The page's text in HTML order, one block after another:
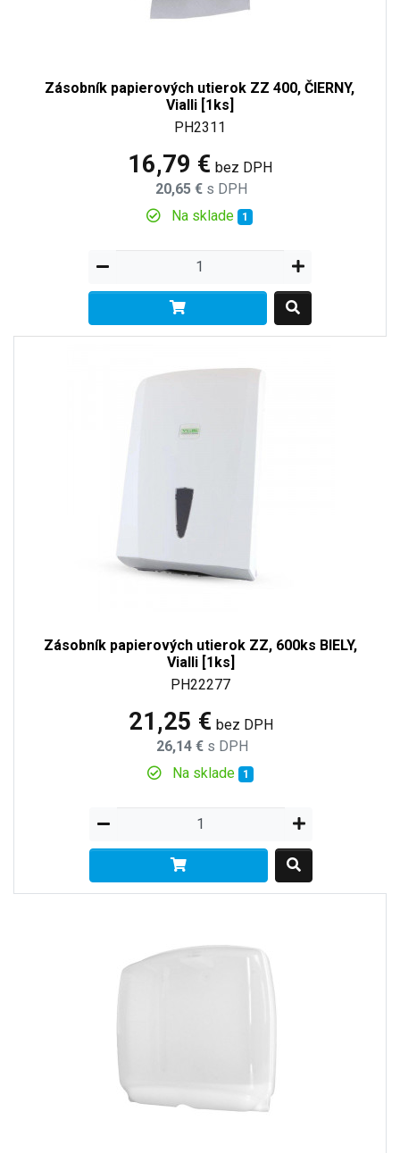
Zásobník papierových utierok ZZ 400, ČIERNY,
Vialli [1ks]
PH2311
16,79 € bez DPH
20,65 € s DPH
Na sklade 1
Zásobník papierových utierok ZZ, 600ks BIELY,
Vialli [1ks]
PH22277
21,25 € bez DPH
26,14 € s DPH
Na sklade 1